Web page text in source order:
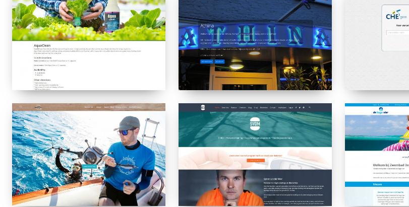
Drachten
The
Dolphin
Swimclub
SVDMCoach
Zwembad
de
Hogevier